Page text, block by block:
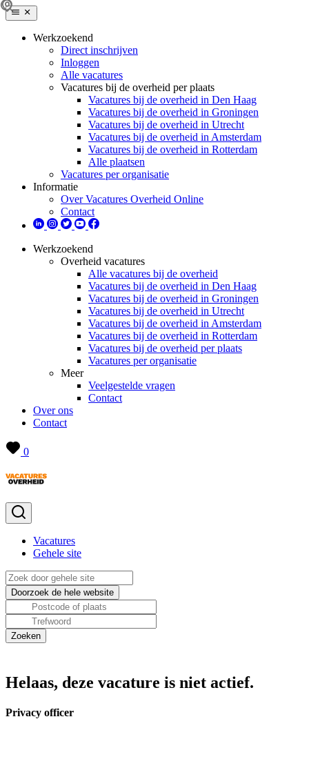
Werkzoekend
Direct inschrijven
Inloggen
Alle vacatures
Vacatures bij de overheid per plaats
Vacatures bij de overheid in Den Haag
Vacatures bij de overheid in Groningen
Vacatures bij de overheid in Utrecht
Vacatures bij de overheid in Amsterdam
Vacatures bij de overheid in Rotterdam
Alle plaatsen
Vacatures per organisatie
Informatie
Over Vacatures Overheid Online
Contact
Werkzoekend
Overheid vacatures
Alle vacatures bij de overheid
Vacatures bij de overheid in Den Haag
Vacatures bij de overheid in Groningen
Vacatures bij de overheid in Utrecht
Vacatures bij de overheid in Amsterdam
Vacatures bij de overheid in Rotterdam
Vacatures bij de overheid per plaats
Vacatures per organisatie
Meer
Veelgestelde vragen
Contact
Over ons
Contact
0
Vacatures
Gehele site
Helaas, deze vacature is niet actief.
Privacy officer